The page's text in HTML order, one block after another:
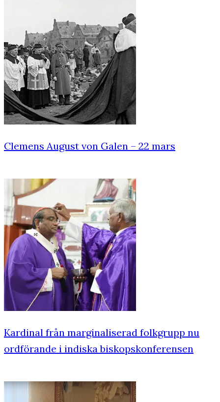
Clemens August von Galen – 22 mars
Kardinal från marginaliserad folkgrupp nu
ordförande i indiska biskopskonferensen